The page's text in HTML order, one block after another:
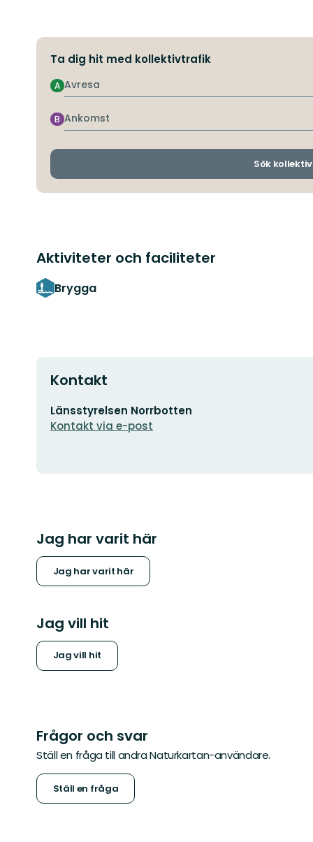
Ta dig hit med kollektivtrafik
Avresa
A
Ankomst
B
Sök
Aktiviteter och faciliteter
Brygga
Kontakt
E-
postadress
Länsstyrelsen Norrbotten
Kontakt via e-post
Jag har varit här
Jag har varit här
Jag vill hit
Jag vill hit
Frågor och svar
Ställ en fråga till andra Naturkartan-användare.
Ställ en fråga